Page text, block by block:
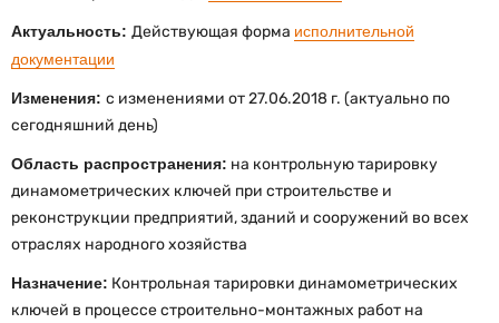
Актуальность: Действующая форма исполнительной
документации
Изменения: с изменениями от 27.06.2018 г. (актуально по
сегодняшний день)
Область распространения: на контрольную тарировку
динамометрических ключей при строительстве и
реконструкции предприятий, зданий и сооружений во всех
отраслях народного хозяйства
Назначение: Контрольная тарировки динамометрических
ключей в процессе строительно-монтажных работ на